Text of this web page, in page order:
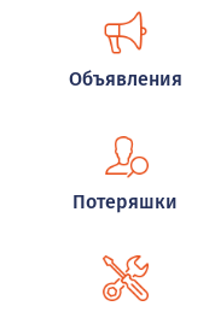
Объявления
Потеряшки